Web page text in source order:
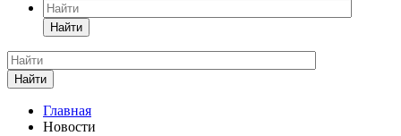
Найти
Найти
Главная
Новости